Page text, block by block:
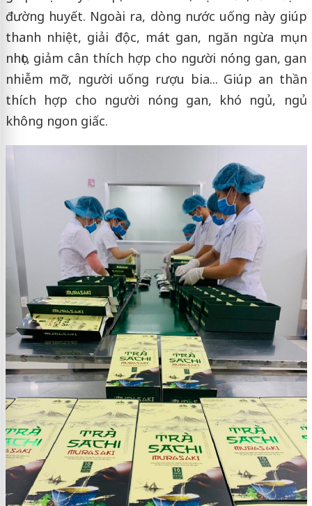
đường huyết. Ngoài ra, dòng nước uống này giúp
thanh nhiệt, giải độc, mát gan, ngăn ngừa mụn
nhọt, giảm cân thích hợp cho người nóng gan, gan
nhiễm mỡ, người uống rượu bia... Giúp an thần
thích hợp cho người nóng gan, khó ngủ, ngủ
không ngon giấc.